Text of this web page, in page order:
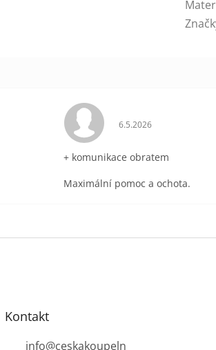
je 5 z 5 hvězdiček. Hodnocení obchodu
6.5.2026
+ komunikace obratem
Maximální pomoc a ochota.
Kontakt
info@ceskakoupeln